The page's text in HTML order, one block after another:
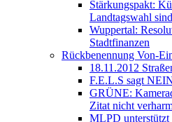
Stärkungspakt:
Landtagswahl
Wuppertal:
Stadtfinanzen
Rückbenennung Von-
18.11.2012
F.E.L.S sagt
GRÜNE:
Zitat nicht
MLPD unterstützt